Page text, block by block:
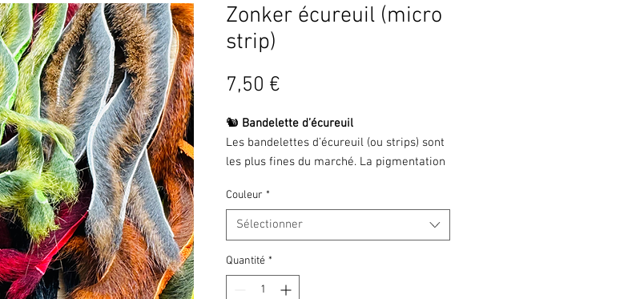
Zonker écureuil (micro
strip)
7,50 €
🐿️ Bandelette d’écureuil
Les bandelettes d’écureuil (ou strips) sont
les plus fines du marché. La pigmentation
réalisation de petits streamers pour la
rivière ou le réservoir.
Montées en POUIC ou en Zonker, elles
imitent à la perfection vairons, sangsues
ou autres petits poissons fourrage.
Couleur *
Sélectionner
Quantité *